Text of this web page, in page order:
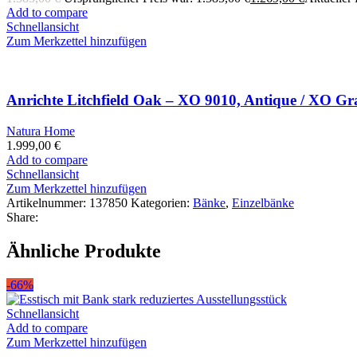
Add to compare
Schnellansicht
Zum Merkzettel hinzufügen
Anrichte Litchfield Oak – XO 9010, Antique / XO
Natura Home
1.999,00 €
Add to compare
Schnellansicht
Zum Merkzettel hinzufügen
Artikelnummer: 137850 Kategorien: Bänke, Einzelbänke
Share:
Ähnliche Produkte
-66%
Schnellansicht
Add to compare
Zum Merkzettel hinzufügen